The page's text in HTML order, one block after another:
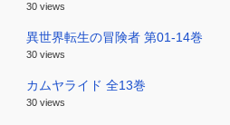
30 views
異世界転生の冒険者 第01-14巻
30 views
カムヤライド 全13巻
30 views